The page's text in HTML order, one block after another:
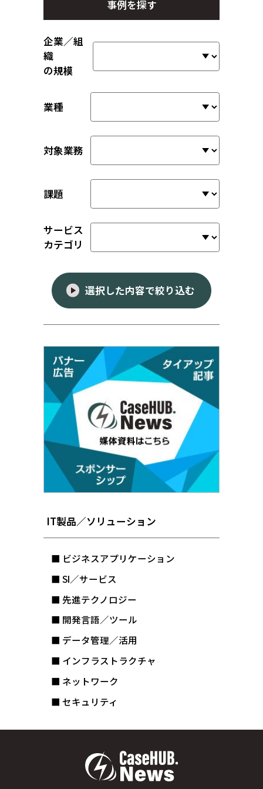
事例を探す
企業／組
織
の規模
業種
対象業務
課題
サービス
カテゴリ
選択した内容で絞り込む
IT製品／ソリューション
■ ビジネスアプリケーション
■ SI／サービス
■ 先進テクノロジー
■ 開発言語／ツール
■ データ管理／活用
■ インフラストラクチャ
■ ネットワーク
■ セキュリティ